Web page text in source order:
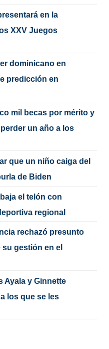
en la
XXV Juegos
dominicano en
predicción en
mil becas por mérito y
un año a los
que un niño caiga del
de Biden
el telón con
regional
rechazó presunto
gestión en el
Ayala y Ginnette
los que se les